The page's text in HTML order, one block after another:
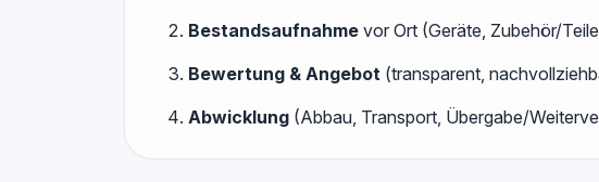
Bestandsaufnahmevor Ort (Geräte, Zubehör/
Bewertung & Angebot(transparent,
Abwicklung(Abbau, Transport, Übergabe/